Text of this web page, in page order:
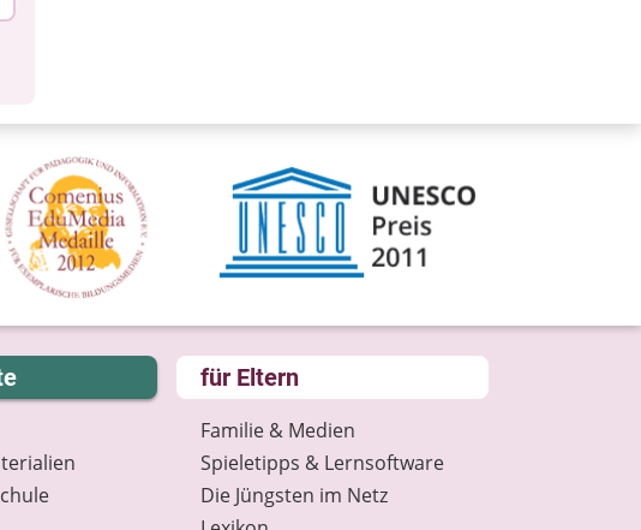
für Eltern
Familie & Medien
Spieletipps & Lernsoftware
Die Jüngsten im Netz